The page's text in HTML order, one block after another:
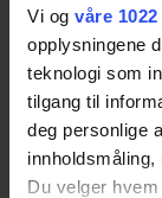
Vi og våre
opplysningene
teknologi som
tilgang til
deg personlige
Du velger
Resultatet er basert
Pris fra2 299,-